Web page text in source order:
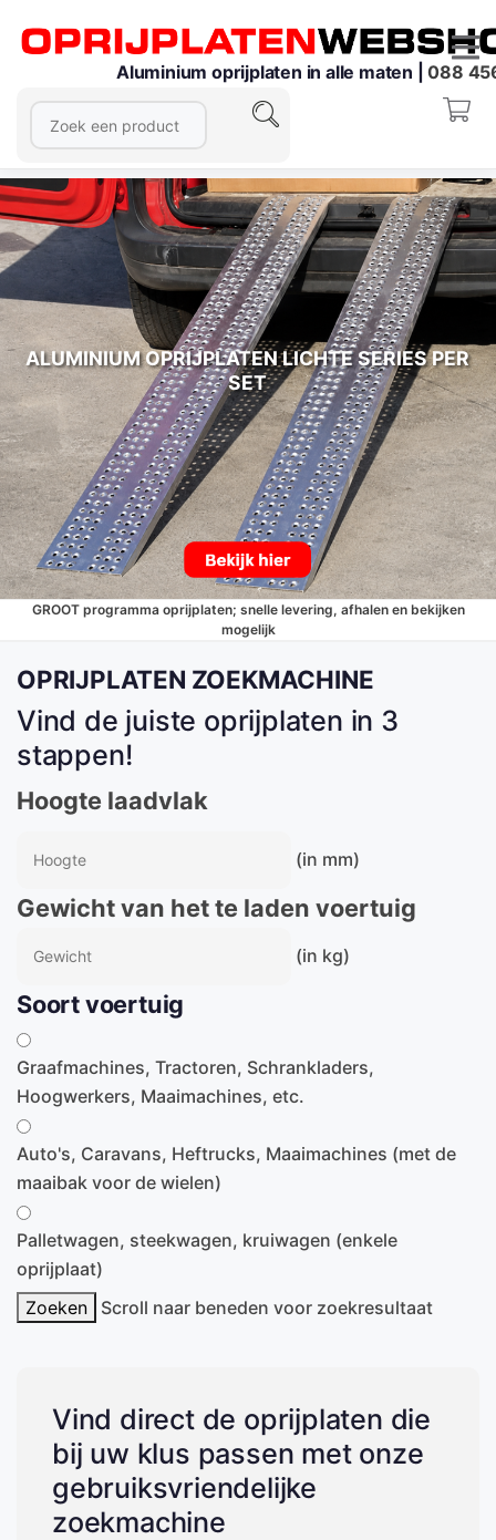
Aluminium oprijplaten in alle maten |088
ALUMINIUM OPRIJPLATEN LICHTE SERIES PER
SET
GROOT programma oprijplaten; snelle levering, afhalen en bekijken
mogelijk
OPRIJPLATEN ZOEKMACHINE
Vind de juiste oprijplaten in 3
stappen!
Hoogte laadvlak
(in mm)
Gewicht van het te laden voertuig
(in kg)
Soort voertuig
Graafmachines, Tractoren, Schrankladers,
Hoogwerkers, Maaimachines, etc.
Auto's, Caravans, Heftrucks, Maaimachines (met de
maaibak voor de wielen)
Palletwagen, steekwagen, kruiwagen (enkele
oprijplaat)
Zoeken
Scroll naar beneden voor zoekresultaat
Vind direct de oprijplaten die
bij uw klus passen met onze
gebruiksvriendelijke
zoekmachine